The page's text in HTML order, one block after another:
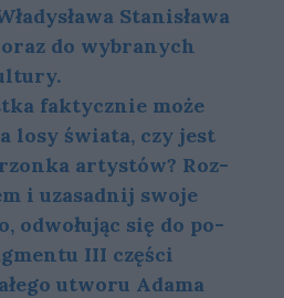
Stanisława
do wybranych
fak­tycz­nie może
losy świa­ta, czy jest
ar­ty­stów? Roz­
i uza­sad­nij swo­je
od­wo­łu­jąc się do po­
III części
utworu Adama